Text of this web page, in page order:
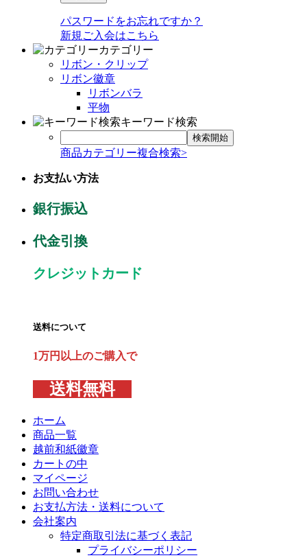
パスワードをお忘れですか？
新規ご入会はこちら
カテゴリー
リボン・クリップ
リボン徽章
リボンバラ
平物
キーワード検索
商品カテゴリー複合検索>
お支払い方法
銀行振込
代金引換
クレジットカード
送料について
1万円以上のご購入で
送料無料
ホーム
商品一覧
越前和紙徽章
カートの中
マイページ
お問い合わせ
お支払方法・送料について
会社案内
特定商取引法に基づく表記
プライバシーポリシー